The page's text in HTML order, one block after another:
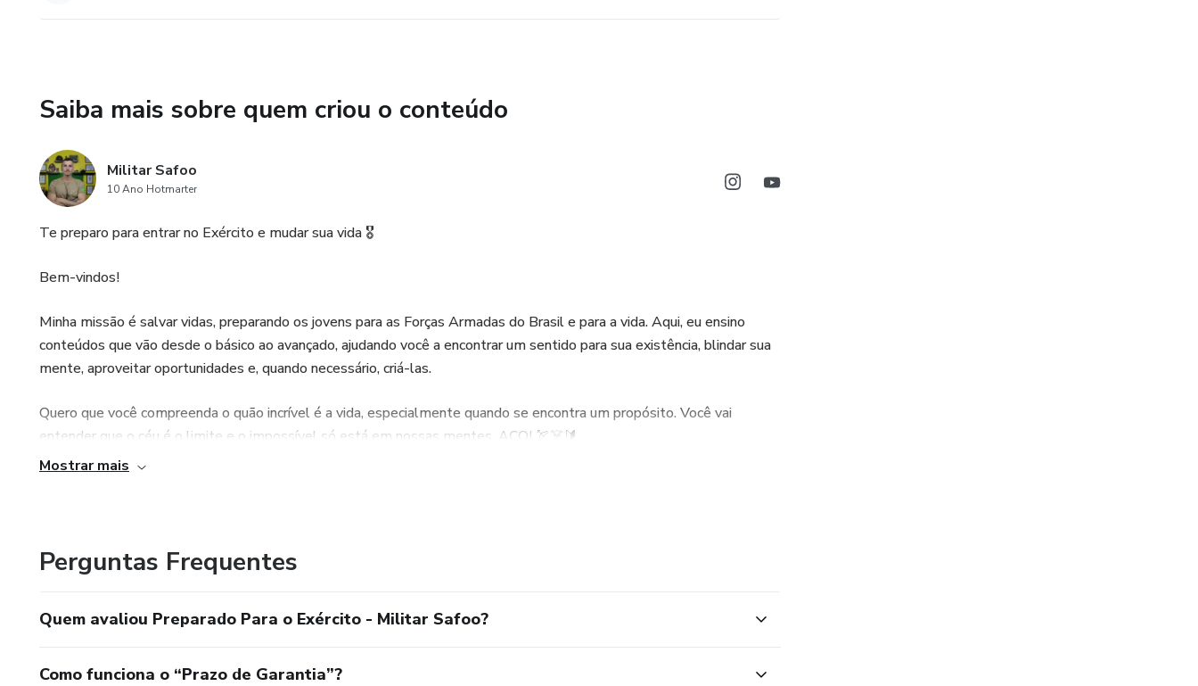
Saiba mais sobre quem criou o conteúdo
Militar Safoo
10 Ano Hotmarter
Te preparo para entrar no Exército e mudar sua vida 🎖️
Bem-vindos!
Minha missão é salvar vidas, preparando os jovens para as Forças Armadas do Brasil e para a vida. Aqui, eu ensino
conteúdos que vão desde o básico ao avançado, ajudando você a encontrar um sentido para sua existência, blindar sua
mente, aproveitar oportunidades e, quando necessário, criá-las.
Quero que você compreenda o quão incrível é a vida, especialmente quando se encontra um propósito. Você vai
entender que o céu é o limite e o impossível só está em nossas mentes. AÇO! 🏹☠️🔰
Exemplo, Motivação, Inspiração 👊🏻🧠🔰
Deus é o caminho, a verdade e a vida 🦅
Mostrar mais
Perguntas Frequentes
Quem avaliou Preparado Para o Exército - Militar Safoo?
Como funciona o “Prazo de Garantia”?